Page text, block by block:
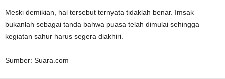
Meski demikian, hal tersebut ternyata tidaklah benar. Imsak
bukanlah sebagai tanda bahwa puasa telah dimulai sehingga
kegiatan sahur harus segera diakhiri.
Sumber: Suara.com